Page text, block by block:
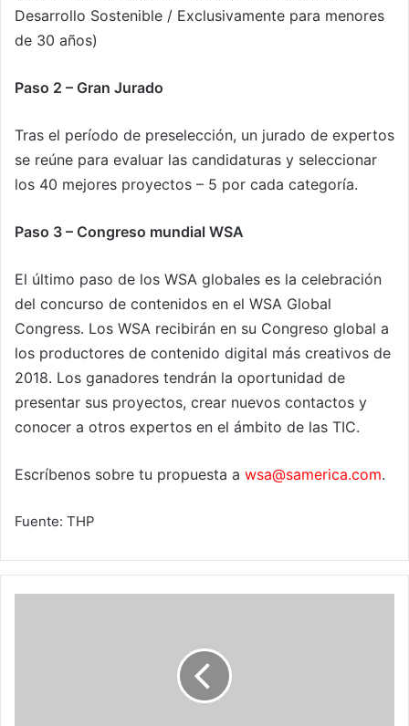
Desarrollo Sostenible / Exclusivamente para menores
de 30 años)
Paso 2 – Gran Jurado
Tras el período de preselección, un jurado de expertos
se reúne para evaluar las candidaturas y seleccionar
los 40 mejores proyectos – 5 por cada categoría.
Paso 3 – Congreso mundial WSA
El último paso de los WSA globales es la celebración
del concurso de contenidos en el WSA Global
Congress. Los WSA recibirán en su Congreso global a
los productores de contenido digital más creativos de
2018. Los ganadores tendrán la oportunidad de
presentar sus proyectos, crear nuevos contactos y
conocer a otros expertos en el ámbito de las TIC.
Escríbenos sobre tu propuesta a wsa@samerica.com.
Fuente: THP